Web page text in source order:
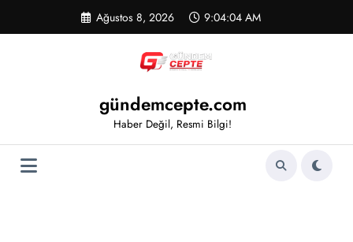
Ağustos 8, 2026 9:04:05 AM
gündemcepte.com
Haber Değil, Resmi Bilgi!